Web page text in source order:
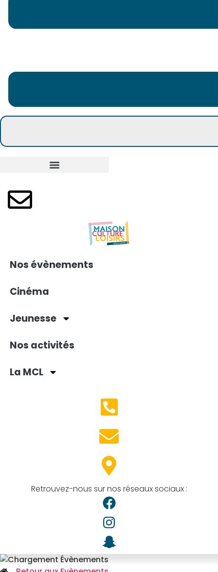
Nos évènements
Cinéma
Jeunesse
Nos activités
La MCL
Retrouvez-nous sur nos réseaux sociaux :